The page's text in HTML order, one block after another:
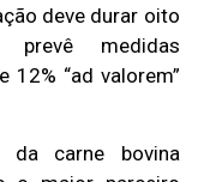
deve durar oito
medidas
12% “ad valorem”
carne bovina